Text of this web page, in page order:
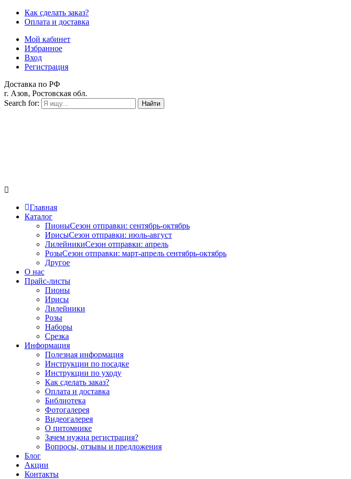
Как сделать заказ?
Оплата и доставка
Мой кабинет
Избранное
Вход
Регистрация
Доставка по РФ
г. Азов, Ростовская обл.
Search for:
Найти
Главная
Каталог
ПионыСезон отправки: сентябрь-октябрь
ИрисыСезон отправки: июль-август
ЛилейникиСезон отправки: апрель
РозыСезон отправки: март-апрель сентябрь-октябрь
Другое
О нас
Прайс-листы
Пионы
Ирисы
Лилейники
Розы
Наборы
Срезка
Информация
Полезная информация
Инструкции по посадке
Инструкции по уходу
Как сделать заказ?
Оплата и доставка
Библиотека
Фотогалерея
Видеогалерея
О питомнике
Зачем нужна регистрация?
Вопросы, отзывы и предложения
Блог
Акции
Контакты